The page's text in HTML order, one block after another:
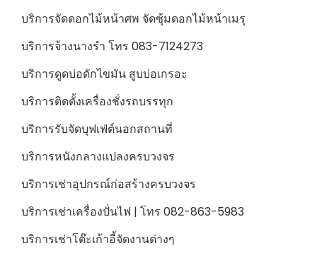
บริการจัดดอกไม้หน้าศพ จัดซุ้มดอกไม้หน้าเมรุ
บริการจ้างนางรำ โทร 083-7124273
บริการดูดบ่อดักไขมัน สูบบ่อเกรอะ
บริการติดตั้งเครื่องชั่งรถบรรทุก
บริการรับจัดบุฟเฟ่ต์นอกสถานที่
บริการหนังกลางแปลงครบวงจร
บริการเช่าอุปกรณ์ก่อสร้างครบวงจร
บริการเช่าเครื่องปั่นไฟ | โทร 082-863-5983
บริการเช่าโต๊ะเก้าอี้จัดงานต่างๆ